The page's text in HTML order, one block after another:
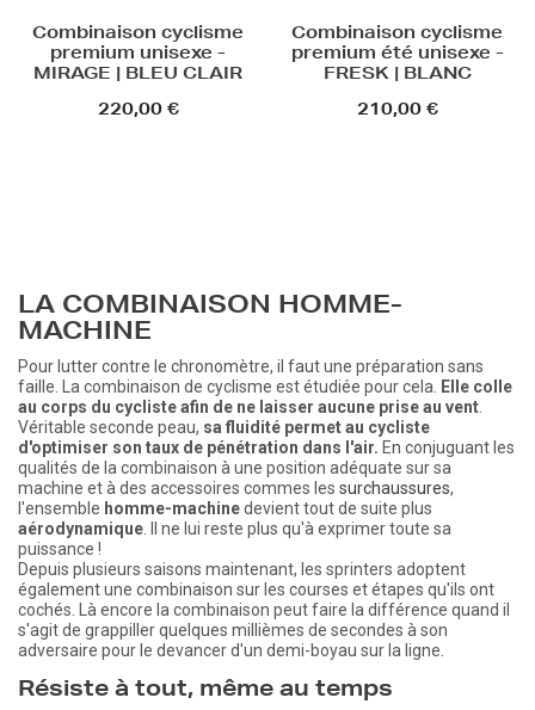
Combinaison cyclisme
premium unisexe -
MIRAGE | BLEU CLAIR
220,00 €
Combinaison cyclisme
premium été unisexe -
FRESK | BLANC
210,00 €
LA COMBINAISON HOMME-
MACHINE
Pour lutter contre le chronomètre, il faut une préparation sans
faille. La combinaison de cyclisme est étudiée pour cela.
Elle colle
au corps du cycliste afin de ne laisser aucune prise au vent
Véritable seconde peau, sa fluidité permet au cycliste
d'optimiser son taux de pénétration dans l'air. En conjuguant les
qualités de la combinaison à une position adéquate sur sa
machine et à des accessoires commes les surchaussures,
l'ensemble homme-machinedevient tout de suite plus
aérodynamique . Il ne lui reste plus qu'à exprimer toute sa
puissance !
Depuis plusieurs saisons maintenant, les sprinters adoptent
également une combinaison sur les courses et étapes qu'ils ont
cochés. Là encore la combinaison peut faire la différence quand il
s'agit de grappiller quelques millièmes de secondes à son
adversaire pour le devancer d'un demi-boyau sur la ligne.
Résiste à tout, même au temps